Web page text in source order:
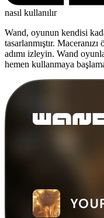
nasıl kullanılır
Wand, oyunun kendisi
tasarlanmıştır.
adımı izleyin. Wand
hemen kullanmaya